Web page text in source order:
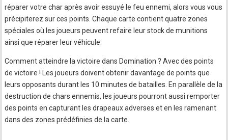
réparer votre char après avoir essuyé le feu ennemi, alors vous vous
précipiterez sur ces points. Chaque carte contient quatre zones
spéciales où les joueurs peuvent refaire leur stock de munitions
ainsi que réparer leur véhicule.
Comment atteindre la victoire dans Domination ? Avec des points
de victoire ! Les joueurs doivent obtenir davantage de points que
leurs opposants durant les 10 minutes de batailles. En parallèle de la
destruction de chars ennemis, les joueurs pourront aussi remporter
des points en capturant les drapeaux adverses et en les ramenant
dans des zones prédéfinies de la carte.